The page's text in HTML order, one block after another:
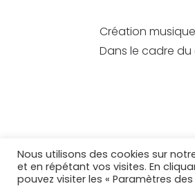
Création
Dans le cadre du
Nous utilisons des cookies sur
et en répétant vos visites. En
pouvez visiter les « Paramètres